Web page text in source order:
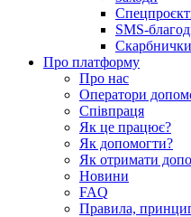
SMS-
Скарбнички
Про платформу
Про нас
Оператори
Співпраця
Як це працює?
Як допомогти?
Як отримати
Новини
FAQ
Правила,